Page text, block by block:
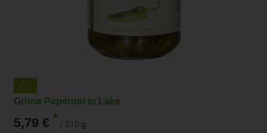
Grüne Peperoni in Lake
5,79 € * / 310 g